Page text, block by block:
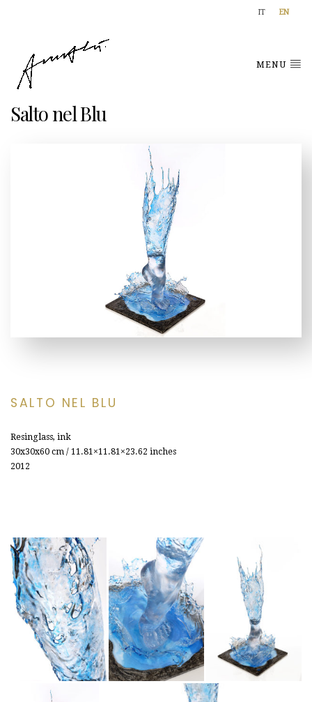
IT EN
MENU
Salto nel Blu
SALTO NEL BLU
Resinglass, ink
30x30x60 cm / 11.81×11.81×23.62 inches
2012